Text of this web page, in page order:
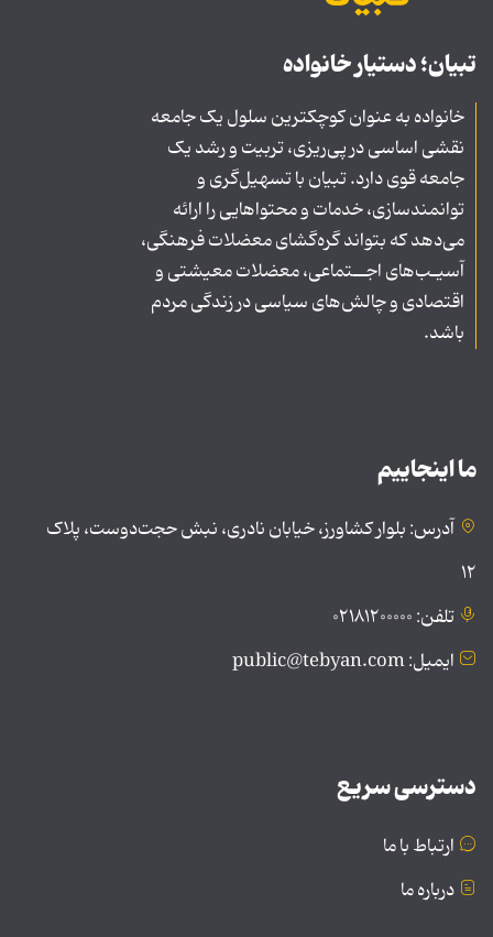
تبیان؛ دستیار خانواده
خانواده به عنوان کوچکترین سلول یک جامعه
نقشی اساسی در پی‌ریزی، تربیت و رشد یک
جامعه قوی دارد. تبیان با تسهیل‌گری و
توانمندسازی، خدمات و محتواهایی را ارائه
می‌دهد که بتواند گره‌گشای معضلات فرهنگی،
آسیـب‌های اجــتماعی، معضلات معیشتی و
اقتصادی و چالش‌های سیاسی در زندگی مردم
باشد.
ما اینجاییم
آدرس: بلوار کشاورز، خیابان نادری، نبش حجت‌دوست، پلاک
۱۲
تلفن: ۰۲۱۸۱۲۰۰۰۰۰
ایمیل: public@tebyan.com
دسترسی سریع
ارتباط با ما
درباره ما